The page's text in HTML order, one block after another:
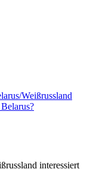
Weißrussland
interessiert